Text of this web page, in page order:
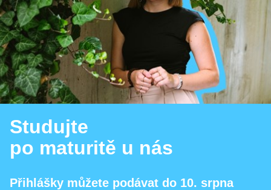
Studujte
po maturitě u nás
Přihlášky můžete podávat do 10. srpna